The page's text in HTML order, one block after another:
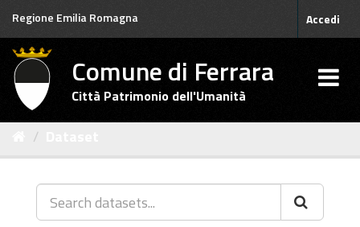
Salta
contenuto
Regione Emilia Romagna Accedi
Comune di Ferrara
Città Patrimonio dell'Umanità